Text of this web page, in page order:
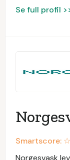
Se full profil
Smartscore: ☆
Norgesvask